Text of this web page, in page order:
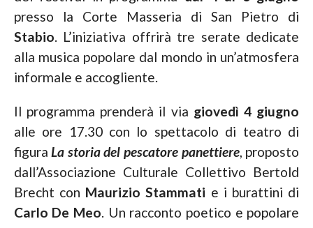
presso la Corte Masseria di San Pietro di
Stabio. L’iniziativa offrirà tre serate dedicate
alla musica popolare dal mondo in un’atmosfera
informale e accogliente.
Il programma prenderà il via giovedì 4 giugno
alle ore 17.30 con lo spettacolo di teatro di
figuraLa storia del pescatore panettiere, proposto
dall’Associazione Culturale Collettivo Bertold
Brecht con Maurizio Stammati e i burattini di
Carlo De Meo. Un racconto poetico e popolare